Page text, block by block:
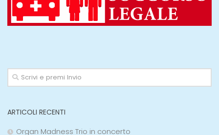
ARTICOLI RECENTI
Organ Madness Trio in concerto